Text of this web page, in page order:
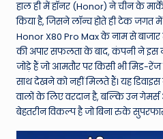
h
e
W
o
rl
d
हाल ही में हॉनर (Honor) ने चीन के
किया है, जिसने लॉन्च होते ही टेक जगत
Honor X80 Pro Max के नाम से बाजार
की अपार सफलता के बाद, कंपनी ने इस
जोड़े हैं जो आमतौर पर किसी भी मिड-
साथ देखने को नहीं मिलते हैं। यह
वालों के लिए वरदान है, बल्कि उन
बेहतरीन विकल्प है जो बिना रुके